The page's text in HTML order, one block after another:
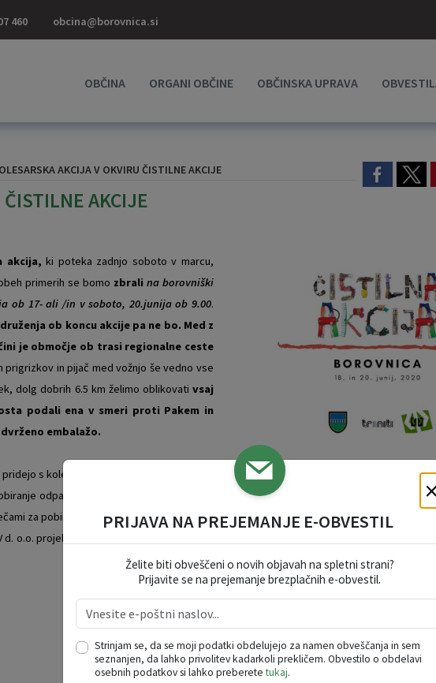
460 obcina@borovnica.si
OBČINA ORGANI OBČINE OBČINSKA UPRAVA
AKCIJA V OKVIRU ČISTILNE AKCIJE
AKCIJE
Kolesarska akcija v
akcija, ki poteka zadnjo soboto v marcu,
primerih se bomo zbrali na borovniški
ob 17- ali /in v soboto, 20.junija ob 9.00.
ob koncu akcije pa ne bo. Med z
je območje ob trasi regionalne ceste
prigrizkov in pijač med vožnjo še vedno vse
dolg dobrih 6.5 km želimo oblikovati vsaj
podali ena v smeri proti Pakem in
embalažo.
s kolesi, na katerih naj bo tudi kakšna
odpadkov tako v smislu prometne varnosti kot tudi glede preprečevanja okužb s
za pobiranje odpadkov dobili na zbornem mestu.
o.o. projekt “Depo – staro za noro” letošnjo čistilno akcijo organizira zavod Triniti. Več
×
PRIJAVA NA PREJEMANJE E-OBVESTIL
Želite biti obveščeni o novih objavah na spletni strani?
Prijavite se na prejemanje brezplačnih e-obvestil.
Strinjam se, da se moji podatki obdelujejo za namen obveščanja in sem
seznanjen, da lahko privolitev kadarkoli prekličem. Obvestilo o obdelavi
osebnih podatkov si lahko preberetetukaj.